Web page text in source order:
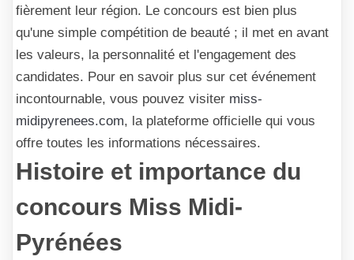
fièrement leur région. Le concours est bien plus
qu'une simple compétition de beauté ; il met en avant
les valeurs, la personnalité et l'engagement des
candidates. Pour en savoir plus sur cet événement
incontournable, vous pouvez visiter miss-
midipyrenees.com, la plateforme officielle qui vous
offre toutes les informations nécessaires.
Histoire et importance du
concours Miss Midi-
Pyrénées